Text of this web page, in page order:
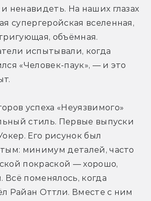
ненавидеть. На наших глазах
супергеройская вселенная,
объёмная.
испытывали, когда
«Человек-паук», — и это
успеха «Неуязвимого»
стиль. Первые выпуски
Его рисунок был
минимум деталей, часто
покраской — хорошо,
Всё поменялось, когда
Райан Оттли. Вместе с ним